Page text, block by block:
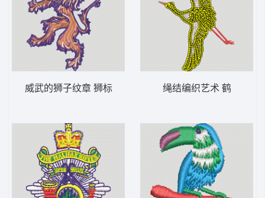
威武的狮子纹章 狮标 绳结编织艺术 鹤